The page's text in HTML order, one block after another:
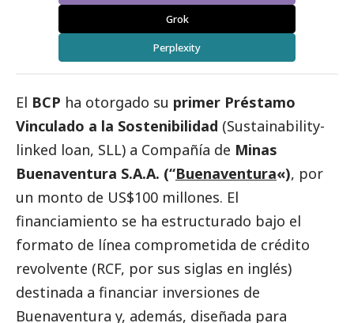
Grok
Perplexity
El BCP ha otorgado su primer Préstamo
Vinculado a la Sostenibilidad (Sustainability-
linked loan, SLL) a Compañía de Minas
Buenaventura S.A.A. (“Buenaventura«), por
un monto de US$100 millones. El
financiamiento se ha estructurado bajo el
formato de línea comprometida de crédito
revolvente (RCF, por sus siglas en inglés)
destinada a financiar inversiones de
Buenaventura y, además, diseñada para